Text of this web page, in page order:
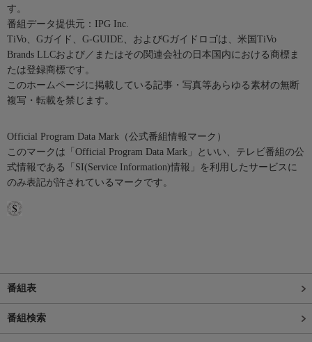
す。
番組データ提供元：IPG Inc.
TiVo、Gガイド、G-GUIDE、およびGガイドロゴは、米国TiVo
Brands LLCおよび／またはその関連会社の日本国内における商標ま
たは登録商標です。
このホームページに掲載している記事・写真等あらゆる素材の無断
複写・転載を禁じます。
Official Program Data Mark（公式番組情報マーク）
このマークは「Official Program Data Mark」といい、テレビ番組の公
式情報である「SI(Service Information)情報」を利用したサービスに
のみ表記が許されているマークです。
番組表
番組検索